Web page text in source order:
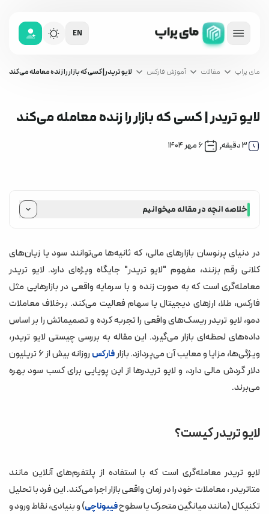
EN
مای پراپ مقالات آموزش فارکس لایو تریدر | کسی که بازار را زنده معامله می‌کند
لایو تریدر | کسی که بازار را زنده معامله می‌کند
3دقیقه, ۶ مهر ۱۴۰۴
آموزش فارکس
خلاصه انچه در مقاله میخوانیم
مزایا و معایب لایو تریدر بودن
نتیجه‌گیری
در دنیای پرنوسان بازارهای مالی، که ثانیه‌ها می‌توانند سود یا زیان‌های
کلانی رقم بزنند، مفهوم "لایو تریدر" جایگاه ویژه‌ای دارد. لایو تریدر
معامله‌گری است که به صورت زنده و با سرمایه واقعی در بازارهایی مثل
فارکس، طلا، ارزهای دیجیتال یا سهام فعالیت می‌کند. برخلاف معاملات
دمو، لایو تریدر ریسک‌های واقعی را تجربه کرده و تصمیماتش را بر اساس
داده‌های لحظه‌ای بازار می‌گیرد. این مقاله به بررسی چیستی لایو تریدر،
ویژگی‌ها، مزایا و معایب آن می‌پردازد. بازارفارکس
روزانه بیش از ۶ تریلیون
دلار گردش مالی دارد، و لایو تریدرها از این پویایی برای کسب سود بهره
می‌برند.
لایو تریدر کیست؟
لایو تریدر معامله‌گری است که با استفاده از پلتفرم‌های آنلاین مانند
متاتریدر ، معاملات خود را در زمان واقعی بازار اجرا می‌کند. این فرد با تحلیل
تکنیکال (مانند میانگین متحرک یا سطوحفیبوناچی) و بنیادی، نقاط ورود و